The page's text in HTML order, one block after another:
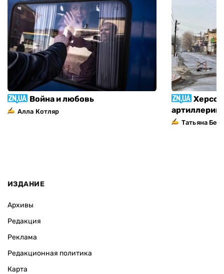
Война и любовь
Алла Котляр
Татьяна
ИЗДАНИЕ
Архивы
Редакция
Реклама
Редакционная политика
Карта